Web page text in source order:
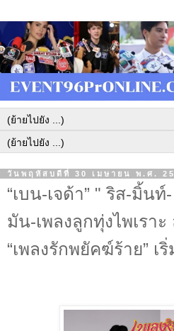
วันพฤหัสบดีที่ 30 เมษายน พ.ศ.
“เบน-เจด้า” " ริส-มิ้น
มัน-เพลงลูกทุ่งไพเรา
“เพลงรักพยัคฆ์ร้าย”